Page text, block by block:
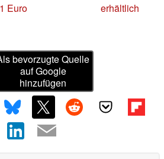
Euro
erhältlich
bevorzugte Quelle
auf Google
hinzufügen